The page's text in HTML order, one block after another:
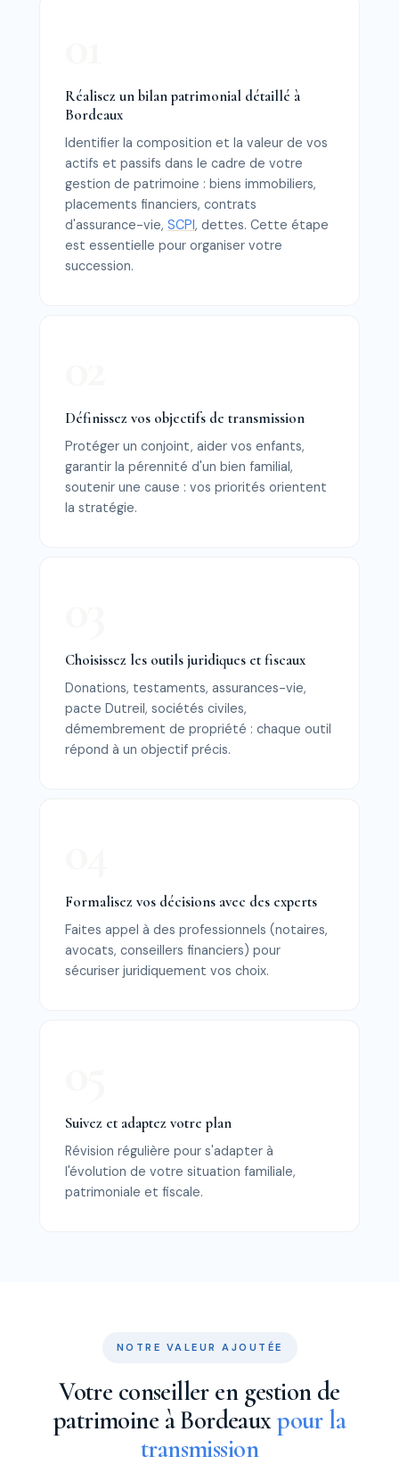
Réalisez un bilan patrimonial détaillé à
Bordeaux
Identifier la composition et la valeur de vos
actifs et passifs dans le cadre de votre
gestion de patrimoine : biens immobiliers,
placements financiers, contrats
d'assurance-vie, SCPI, dettes. Cette étape
est essentielle pour organiser votre
succession.
Définissez vos objectifs de transmission
Protéger un conjoint, aider vos enfants,
garantir la pérennité d'un bien familial,
soutenir une cause : vos priorités orientent
la stratégie.
Choisissez les outils juridiques et fiscaux
Donations, testaments, assurances-vie,
pacte Dutreil, sociétés civiles,
démembrement de propriété : chaque outil
répond à un objectif précis.
Formalisez vos décisions avec des experts
Faites appel à des professionnels (notaires,
avocats, conseillers financiers) pour
sécuriser juridiquement vos choix.
Suivez et adaptez votre plan
Révision régulière pour s'adapter à
l'évolution de votre situation familiale,
patrimoniale et fiscale.
NOTRE VALEUR AJOUTÉE
Votre conseiller en gestion de
patrimoine à Bordeauxpour la
transmission